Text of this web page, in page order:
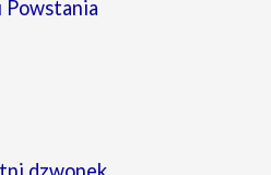
Powstania